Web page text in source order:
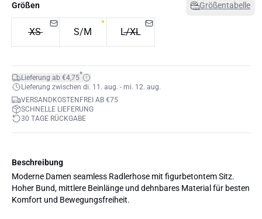
Größen Größentabelle
XS S/M L/XL
Lieferung ab €4,75*
Lieferung zwischen di. 11. aug. - mi. 12. aug.
VERSANDKOSTENFREI AB €75
SCHNELLE LIEFERUNG
30 TAGE RÜCKGABE
Beschreibung
Moderne Damen seamless Radlerhose mit figurbetontem Sitz.
Hoher Bund, mittlere Beinlänge und dehnbares Material für besten
Komfort und Bewegungsfreiheit.